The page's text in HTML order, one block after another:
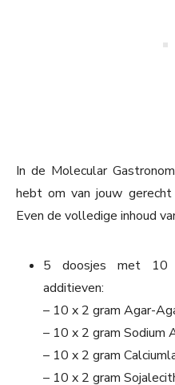
In de Molecular
hebt om van jouw gerecht
Even de volledige inhoud
5 doosjes met 10
additieven:
– 10 x 2 gram Agar-
– 10 x 2 gram Sodium
– 10 x 2 gram
– 10 x 2 gram